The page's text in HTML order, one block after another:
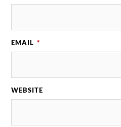
EMAIL *
WEBSITE